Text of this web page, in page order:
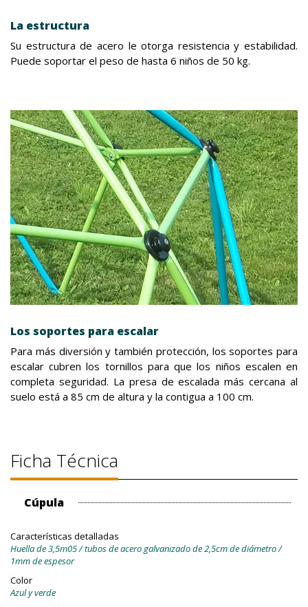
La estructura
Su estructura de acero le otorga resistencia y estabilidad.
Puede soportar el peso de hasta 6 niños de 50 kg.
Los soportes para escalar
Para más diversión y también protección, los soportes para
escalar cubren los tornillos para que los niños escalen en
completa seguridad. La presa de escalada más cercana al
suelo está a 85 cm de altura y la contigua a 100 cm.
Ficha Técnica
Cúpula
Características detalladas
Huella de 3,5m05 / tubos de acero galvanizado de 2,5cm de diámetro /
1mm de espesor
Color
Azul y verde